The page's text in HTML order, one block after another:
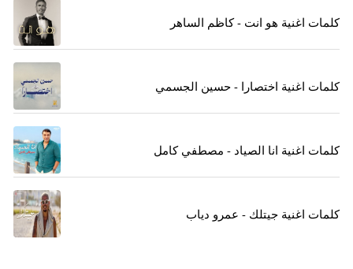
كلمات اغنية هو انت - كاظم الساهر
كلمات اغنية اختصارا - حسين الجسمي
كلمات اغنية انا الصياد - مصطفي كامل
كلمات اغنية جيتلك - عمرو دياب